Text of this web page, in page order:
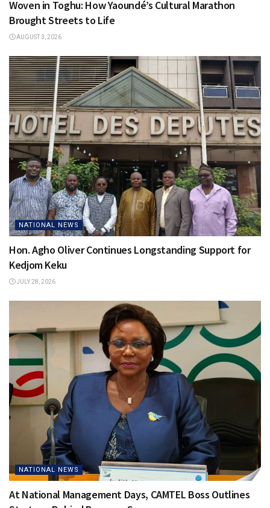
Woven in Toghu: How Yaoundé’s Cultural Marathon
Brought Streets to Life
AUGUST 3, 2026
NATIONAL NEWS
Hon. Agho Oliver Continues Longstanding Support for
Kedjom Keku
JULY 28, 2026
NATIONAL NEWS
At National Management Days, CAMTEL Boss Outlines